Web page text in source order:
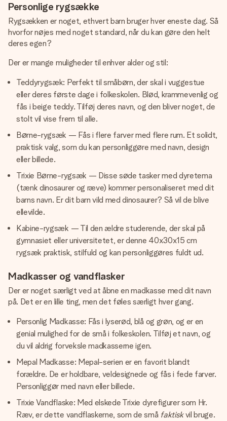
Personlige rygsække
Rygsækken er noget, ethvert barn bruger hver eneste dag. Så
hvorfor nøjes med noget standard, når du kan gøre den helt
deres egen?
Der er mange muligheder til enhver alder og stil:
Teddyrygsæk: Perfekt til småbørn, der skal i vuggestue
eller deres første dage i folkeskolen. Blød, krammevenlig og
fås i beige teddy. Tilføj deres navn, og den bliver noget, de
stolt vil vise frem til alle.
Børne-rygsæk — Fås i flere farver med flere rum. Et solidt,
praktisk valg, som du kan personliggøre med navn, design
eller billede.
Trixie Børne-rygsæk — Disse søde tasker med dyretema
(tænk dinosaurer og ræve) kommer personaliseret med dit
barns navn. Er dit barn vild med dinosaurer? Så vil de blive
ellevilde.
Kabine-rygsæk — Til den ældre studerende, der skal på
gymnasiet eller universitetet, er denne 40x30x15 cm
rygsæk praktisk, stilfuld og kan personliggøres fuldt ud.
Madkasser og vandflasker
Der er noget særligt ved at åbne en madkasse med dit navn
på. Det er en lille ting, men det føles særligt hver gang.
Personlig Madkasse: Fås i lyserød, blå og grøn, og er en
genial mulighed for de små i folkeskolen. Tilføj et navn, og
du vil aldrig forveksle madkasserne igen.
Mepal Madkasse: Mepal-serien er en favorit blandt
forældre. De er holdbare, veldesignede og fås i fede farver.
Personliggør med navn eller billede.
Trixie Vandflaske: Med elskede Trixie dyrefigurer som Hr.
Ræv, er dette vandflaskerne, som de små faktiskvil bruge.